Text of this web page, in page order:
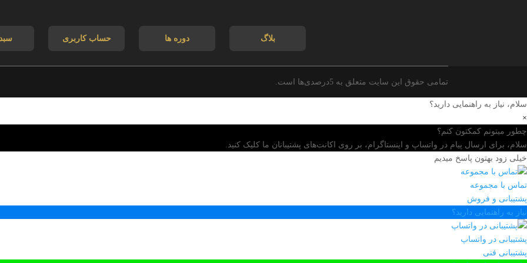
بلاگ دوره ها حساب کاربری
تمامی حقوق این سایت متعلق به 5درصدی‌ها است.
سلام، نیاز به راهنمایی دارید؟
×
چطور میتونم کمکتون کنم؟
سلام، برای ارسال پیام در واتساپ و اینستاگرام، بر روی اکانت‌های پشتیبانان ما کلیک کنید.
خیلی زود بهتون پاسخ میدیم
تماس با مجموعه
پشتیبانی و فروش
نیاز به راهنمایی دارید؟
پشتیبانی در واتساپ
پشتیبانی فنی